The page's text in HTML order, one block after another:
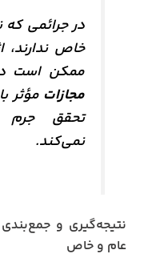
در جرائمی که
خاص
ممکن است
مجازات مؤثر
تحقق جرم
نمی‌کند.
نتیجه‌گیری و
عام و خاص